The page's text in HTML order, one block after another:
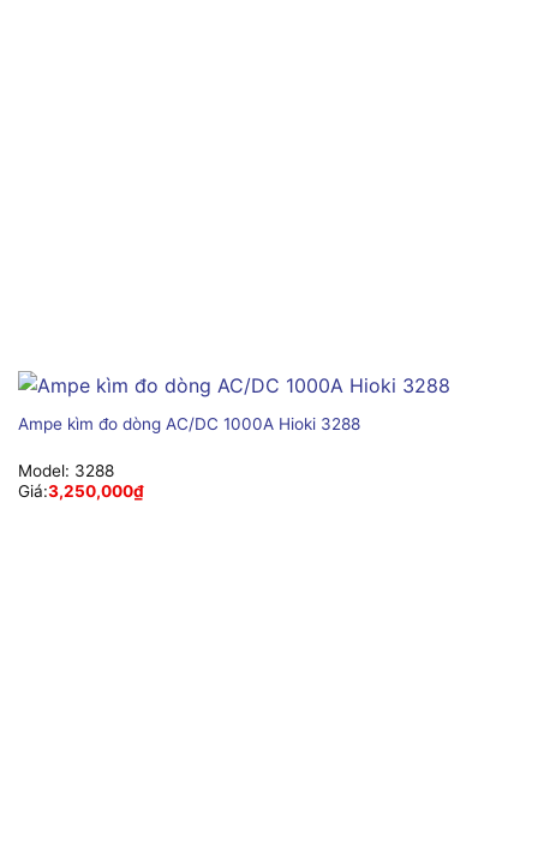
Ampe kìm đo dòng AC/DC 1000A Hioki 3288
Model: 3288
Giá:3,250,000₫